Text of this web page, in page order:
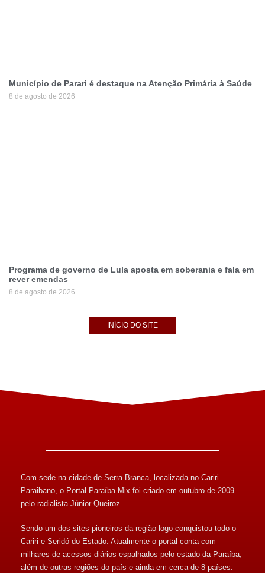
Município de Parari é destaque na Atenção Primária à Saúde
8 de agosto de 2026
Programa de governo de Lula aposta em soberania e fala em
rever emendas
8 de agosto de 2026
INÍCIO DO SITE
Com sede na cidade de Serra Branca, localizada no Cariri
Paraibano, o Portal Paraíba Mix foi criado em outubro de 2009
pelo radialista Júnior Queiroz.
Sendo um dos sites pioneiros da região logo conquistou todo o
Cariri e Seridó do Estado. Atualmente o portal conta com
milhares de acessos diários espalhados pelo estado da Paraíba,
além de outras regiões do país e ainda em cerca de 8 países.